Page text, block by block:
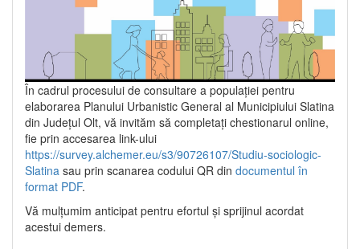
În cadrul procesului de consultare a populaţiei pentru
elaborarea Planului Urbanistic General al Municipiului Slatina
din Județul Olt, vă invităm să completați chestionarul online,
fie prin accesarea link-ului
https://survey.alchemer.eu/s3/90726107/Studiu-sociologic-
Slatina sau prin scanarea codului QR din documentul în
format PDF.
Vă mulţumim anticipat pentru efortul şi sprijinul acordat
acestui demers.